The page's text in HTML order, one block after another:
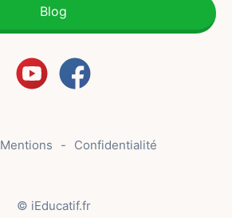
Blog
Mentions Confidentialité
© iEducatif.fr